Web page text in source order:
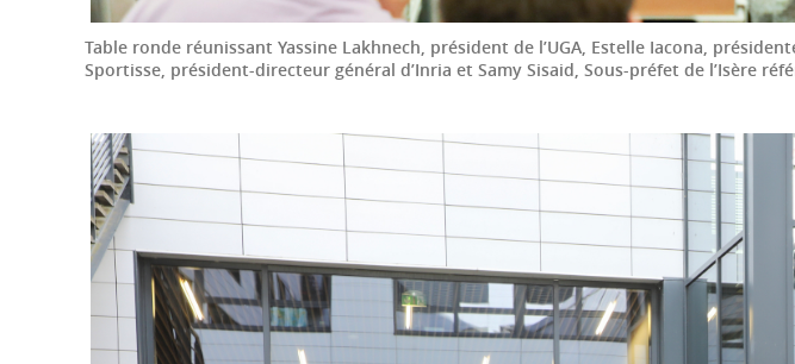
Table ronde réunissant Yassine Lakhnech, président de l’UGA, Estelle Iacona,
Sportisse, président-directeur général d’Inria et Samy Sisaid, Sous-préfet de l’Isère